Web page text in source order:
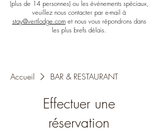
(plus de 14 personnes) ou les événements spéciaux,
veuillez nous contacter par e-mail à
stay@vertlodge.comet nous vous répondrons dans
les plus brefs délais.
Accueil BAR & RESTAURANT
Effectuer une
réservation